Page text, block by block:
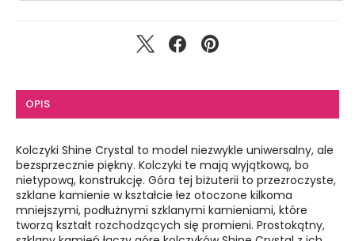
OPIS
Kolczyki Shine Crystal to model niezwykle uniwersalny, ale
bezsprzecznie piękny. Kolczyki te mają wyjątkową, bo
nietypową, konstrukcję. Góra tej biżuterii to przezroczyste,
szklane kamienie w kształcie łez otoczone kilkoma
mniejszymi, podłużnymi szklanymi kamieniami, które
tworzą kształt rozchodzących się promieni. Prostokątny,